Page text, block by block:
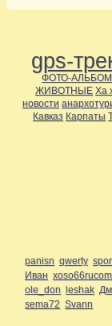
gps-
ФОТО-
ЖИВОТНЫЕ Ха
новости
Кавказ Карпаты
panisn qwerty
Иван xoso66rucom
ole_don leshak
sema72 Svann